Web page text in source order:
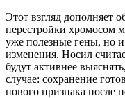
Этот взгляд дополняет
перестройки хромосом
уже полезные гены, но
изменения. Носил
будут активнее
случае: сохранение
нового признака после